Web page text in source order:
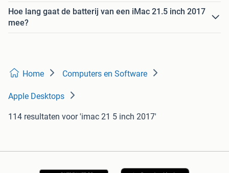
Hoe lang gaat de batterij van een iMac 21.5 inch 2017
mee?
Home Computers en Software
Apple Desktops
114 resultaten voor 'imac 21 5 inch 2017'